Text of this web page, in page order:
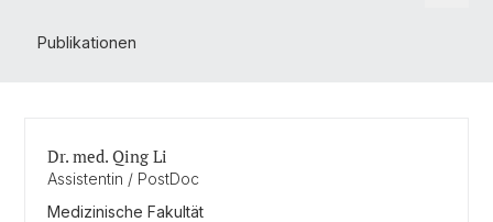
Publikationen
Dr. med. Qing Li
Assistentin / PostDoc
Medizinische Fakultät